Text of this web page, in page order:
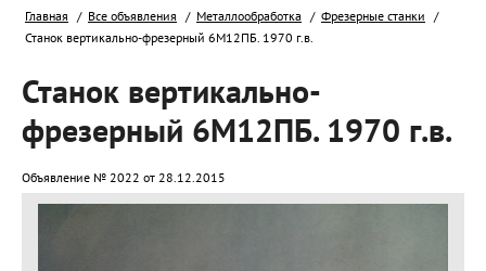
Главная Все объявления Металлообработка
Фрезерные станки
Станок вертикально-фрезерный 6М12ПБ. 1970 г.в.
Станок вертикально-
фрезерный 6М12ПБ. 1970 г.в.
Объявление № 2022 от 28.12.2015